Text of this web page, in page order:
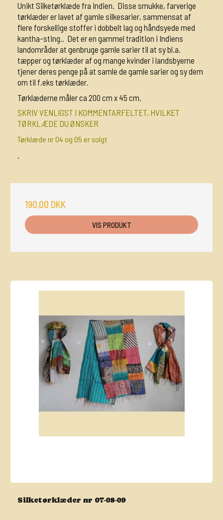
Unikt Silketørklæde fra Indien. Disse smukke, farverige
tørklæder er lavet af gamle silkesarier, sammensat af
flere forskellige stoffer i dobbelt lag og håndsyede med
kantha-sting.. Det er en gammel tradition i Indiens
landområder at genbruge gamle sarier til at sy bl.a.
tæpper og tørklæder af og mange kvinder i landsbyerne
tjener deres penge på at samle de gamle sarier og sy dem
om til f.eks tørklæder.
Tørklæderne måler ca 200 cm x 45 cm.
SKRIV VENLIGST I KOMMENTARFELTET, HVILKET
TØRKLÆDE DU ØNSKER
Tørklæde nr 04 og 05 er solgt
.
190,00 DKK
VIS PRODUKT
Silketørklæder nr 07-08-09